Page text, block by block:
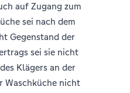
auf Zugang zum
sei nach dem
Gegenstand der
sei sie nicht
Klägers an der
Waschküche nicht